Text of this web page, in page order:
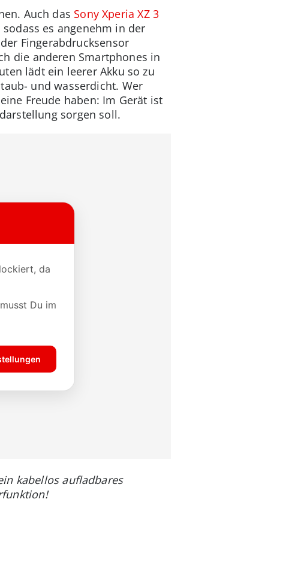
Auch das Sony Xperia XZ 3
es angenehm in der
Fingerabdrucksensor
die anderen Smartphones in
lädt ein leerer Akku so zu
und wasserdicht. Wer
Freude haben: Im Gerät ist
sorgen soll.
kabellos aufladbares